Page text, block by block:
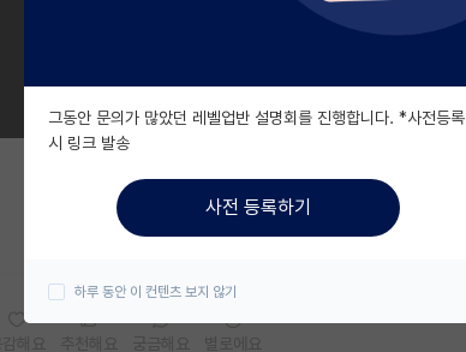
그동안 문의가 많았던 레벨업반 설명회를 진행합니다. *사전등록
시 링크 발송
사전 등록하기
하루 동안 이 컨텐츠 보지 않기